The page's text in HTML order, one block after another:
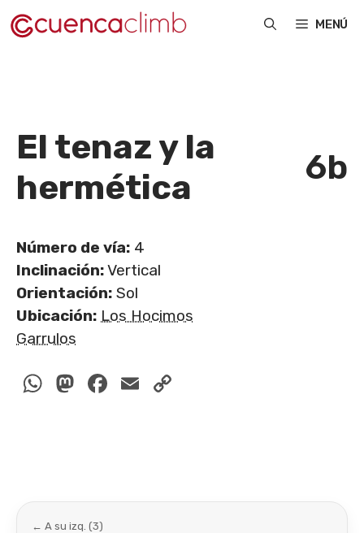
Saltar
al
MENÚ
El tenaz y la
hermética
6b
Número de vía: 4
Inclinación:Vertical
Orientación: Sol
Ubicación: Los Hocimos
Garrulos
WhatsApp
Mastodon
Facebook
Email
← A su izq. (3)